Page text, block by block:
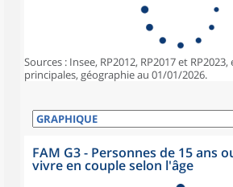
Sources : Insee, RP2012, RP2017 et
principales, géographie au 01/01/2026.
FAM G3 - Personnes de 15 ans
vivre en couple selon l'âge